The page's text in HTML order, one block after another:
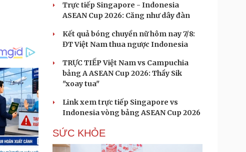
Trực tiếp Singapore - Indonesia
ASEAN Cup 2026: Căng như dây đàn
Kết quả bóng chuyền nữ hôm nay 7/8:
ĐT Việt Nam thua ngược Indonesia
TRỰC TIẾP Việt Nam vs Campuchia
bảng A ASEAN Cup 2026: Thầy Sik
"xoay tua"
Link xem trực tiếp Singapore vs
Indonesia vòng bảng ASEAN Cup 2026
SỨC KHỎE